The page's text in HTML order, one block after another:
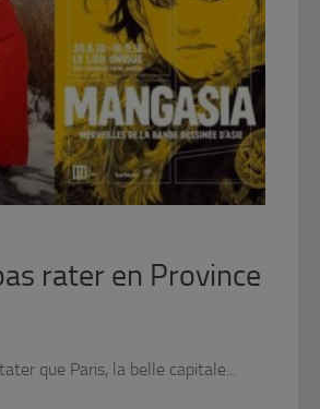
rater en Province
que Paris, la belle capitale...